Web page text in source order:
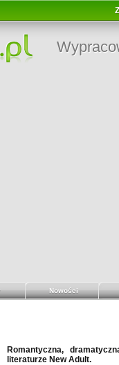
Nowości
Romantyczna,
literaturze New Adult.